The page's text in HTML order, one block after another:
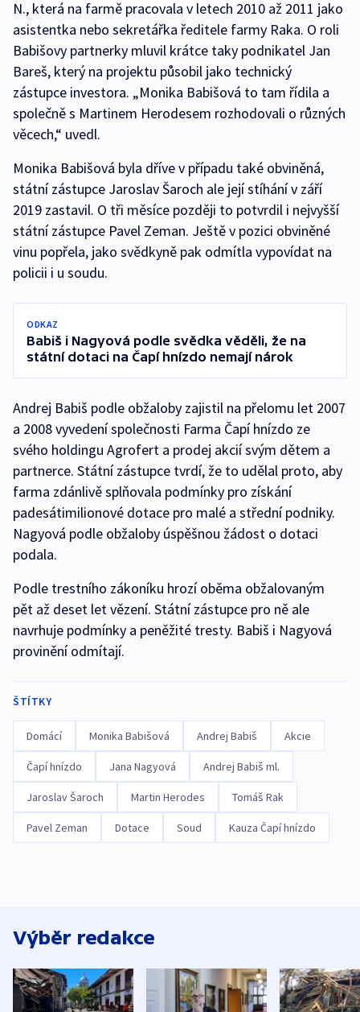
N., která na farmě pracovala v letech 2010 až 2011 jako
asistentka nebo sekretářka ředitele farmy Raka. O roli
Babišovy partnerky mluvil krátce taky podnikatel Jan
Bareš, který na projektu působil jako technický
zástupce investora. „Monika Babišová to tam řídila a
společně s Martinem Herodesem rozhodovali o různých
věcech,“ uvedl.
Monika Babišová byla dříve v případu také obviněná,
státní zástupce Jaroslav Šaroch ale její stíhání v září
2019 zastavil. O tři měsíce později to potvrdil i nejvyšší
státní zástupce Pavel Zeman. Ještě v pozici obviněné
vinu popřela, jako svědkyně pak odmítla vypovídat na
policii i u soudu.
ODKAZ
Babiš i Nagyová podle svědka věděli, že na
státní dotaci na Čapí hnízdo nemají nárok
Andrej Babiš podle obžaloby zajistil na přelomu let 2007
a 2008 vyvedení společnosti Farma Čapí hnízdo ze
svého holdingu Agrofert a prodej akcií svým dětem a
partnerce. Státní zástupce tvrdí, že to udělal proto, aby
farma zdánlivě splňovala podmínky pro získání
padesátimilionové dotace pro malé a střední podniky.
Nagyová podle obžaloby úspěšnou žádost o dotaci
podala.
Podle trestního zákoníku hrozí oběma obžalovaným
pět až deset let vězení. Státní zástupce pro ně ale
navrhuje podmínky a peněžité tresty. Babiš i Nagyová
provinění odmítají.
ŠTÍTKY
Domácí Monika Babišová Andrej Babiš Akcie
Čapí hnízdo Jana Nagyová Andrej Babiš ml.
Jaroslav Šaroch Martin Herodes Tomáš Rak
Pavel Zeman Dotace Soud Kauza Čapí hnízdo
Výběr redakce